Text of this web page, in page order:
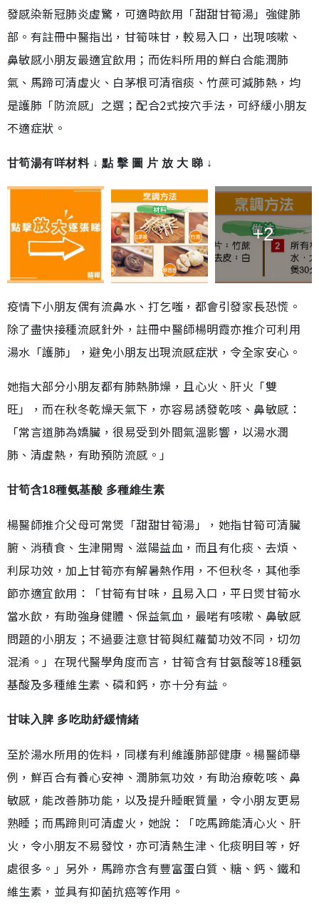
發感染新冠肺炎虛驚，可適時飲用「甜甜甘筍湯」強健肺
部。有註冊中醫指出，甘筍味甘，較易入口，出現咳嗽、
鼻敏感小朋友最適宜飲用；而佐料所用的鮮白合能潤肺
氣、馬蹄可清虛火、白茅根可清宿痰、竹蔗可減肺熱，均
是護肺「防流感」之選；配合2式按穴手法，可紓緩小朋友
不適症狀。
甘筍湯有咩材料 ↓ 點 擊 圖 片 放 大 睇 ↓
+2
疫情下小朋友偶有流鼻水、打乞嗤，都會引發家長恐慌。
除了盡快接種流感針外，註冊中醫師楊明霞亦推介可利用
湯水「護肺」，避免小朋友出現流感症狀，令全家安心。
她指大部分小朋友都有肺熱肺燥，且心火、肝火「雙
旺」，而在秋冬乾燥天氣下，亦容易誘發乾咳、鼻敏感：
「常言道肺為嬌臟，很易受到外間氣溫影響，以湯水潤
肺、清虛熱，有助預防流感。」
甘筍含18種氨基酸 多種維生素
楊醫師推介父母可常煲「甜甜甘筍湯」，她指甘筍可清臟
腑、消積食、生津開胃、滋陽益血，而且有化痰、去煩、
利尿功效，加上甘筍亦有解暑熱作用，不但秋冬，其他季
節亦適宜飲用：「甘筍有甘味，且易入口，平日煲甘筍水
當水飲，有助強身健體、保益氣血，最啱有咳嗽、鼻敏感
問題的小朋友；不過要注意甘筍與紅蘿蔔功效不同，切勿
混淆。」在現代醫學角度而言，甘筍含有甘氨酸等18種氨
基酸及多種維生素、磷和鈣，亦十分有益。
甘味入脾 多吃助紓緩情緒
至於湯水所用的佐料，同樣有利維護肺部健康。楊醫師舉
例，鮮百合有養心安神、潤肺氣功效，有助治療乾咳、鼻
敏感，能改善肺功能，以及提升睡眠質量，令小朋友更易
熟睡；而馬蹄則可清虛火，她說：「吃馬蹄能清心火、肝
火，令小朋友不易發忟，亦可清熱生津、化痰明目等，好
處很多。」另外，馬蹄亦含有豐富蛋白質、糖、鈣、鐵和
維生素，並具有抑菌抗癌等作用。